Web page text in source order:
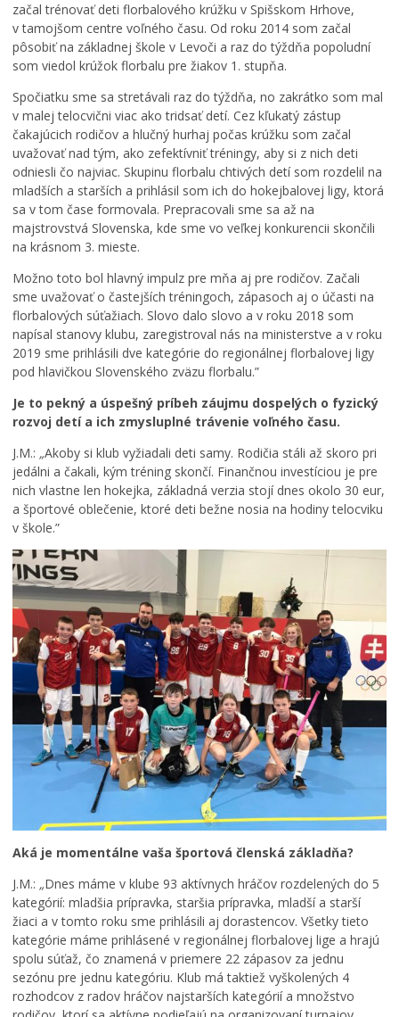
začal trénovať deti florbalového krúžku v Spišskom Hrhove,
v tamojšom centre voľného času. Od roku 2014 som začal
pôsobiť na základnej škole v Levoči a raz do týždňa popoludní
som viedol krúžok florbalu pre žiakov 1. stupňa.
Spočiatku sme sa stretávali raz do týždňa, no zakrátko som mal
v malej telocvični viac ako tridsať detí. Cez kľukatý zástup
čakajúcich rodičov a hlučný hurhaj počas krúžku som začal
uvažovať nad tým, ako zefektívniť tréningy, aby si z nich deti
odniesli čo najviac. Skupinu florbalu chtivých detí som rozdelil na
mladších a starších a prihlásil som ich do hokejbalovej ligy, ktorá
sa v tom čase formovala. Prepracovali sme sa až na
majstrovstvá Slovenska, kde sme vo veľkej konkurencii skončili
na krásnom 3. mieste.
Možno toto bol hlavný impulz pre mňa aj pre rodičov. Začali
sme uvažovať o častejších tréningoch, zápasoch aj o účasti na
florbalových súťažiach. Slovo dalo slovo a v roku 2018 som
napísal stanovy klubu, zaregistroval nás na ministerstve a v roku
2019 sme prihlásili dve kategórie do regionálnej florbalovej ligy
pod hlavičkou Slovenského zväzu florbalu.”
Je to pekný a úspešný príbeh záujmu dospelých o fyzický
rozvoj detí a ich zmysluplné trávenie voľného času.
J.M.: „Akoby si klub vyžiadali deti samy. Rodičia stáli až skoro pri
jedálni a čakali, kým tréning skončí. Finančnou investíciou je pre
nich vlastne len hokejka, základná verzia stojí dnes okolo 30 eur,
a športové oblečenie, ktoré deti bežne nosia na hodiny telocviku
v škole.”
Aká je momentálne vaša športová členská základňa?
J.M.: „Dnes máme v klube 93 aktívnych hráčov rozdelených do 5
kategórií: mladšia prípravka, staršia prípravka, mladší a starší
žiaci a v tomto roku sme prihlásili aj dorastencov. Všetky tieto
kategórie máme prihlásené v regionálnej florbalovej lige a hrajú
spolu súťaž, čo znamená v priemere 22 zápasov za jednu
sezónu pre jednu kategóriu. Klub má taktiež vyškolených 4
rozhodcov z radov hráčov najstarších kategórií a množstvo